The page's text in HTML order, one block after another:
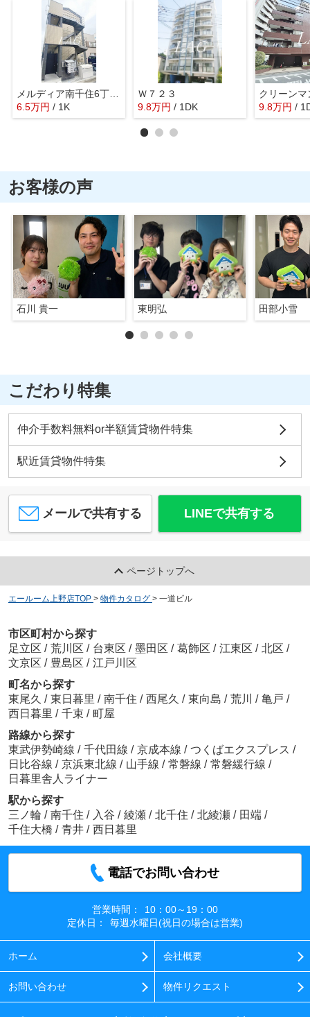
メルディア南千住6丁目Ⅷ
6.5万円 / 1K
Ｗ７２３
9.8万円 / 1DK
クリーンマ
9.8万円 /
お客様の声
石川 貴一 東明弘 田部小雪
こだわり特集
仲介手数料無料or半額賃貸物件特集
駅近賃貸物件特集
メールで共有する LINEで共有する
ページトップへ
エールーム上野店TOP > 物件カタログ > 一道ビル
市区町村から探す
足立区 / 荒川区 / 台東区 / 墨田区 / 葛飾区 / 江東区 / 北区 /
文京区 / 豊島区 / 江戸川区
町名から探す
東尾久 / 東日暮里 / 南千住 / 西尾久 / 東向島 / 荒川 / 亀戸 /
西日暮里 / 千束 / 町屋
路線から探す
東武伊勢崎線 / 千代田線 / 京成本線 / つくばエクスプレス /
日比谷線 / 京浜東北線 / 山手線 / 常磐線 / 常磐緩行線 /
日暮里舎人ライナー
駅から探す
三ノ輪 / 南千住 / 入谷 / 綾瀬 / 北千住 / 北綾瀬 / 田端 /
千住大橋 / 青井 / 西日暮里
電話でお問い合わせ
営業時間：
10：00～19：00
定休日：
毎週水曜日(祝日の場合は営業)
ホーム 会社概要
お問い合わせ 物件リクエスト